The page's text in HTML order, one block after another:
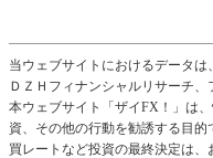
当ウェブサイトにおけるデータは
ＤＺＨフィナンシャルリサーチ、
本ウェブサイト「ザイFX！」は
資、その他の行動を勧誘する目
買レートなど投資の最終決定は